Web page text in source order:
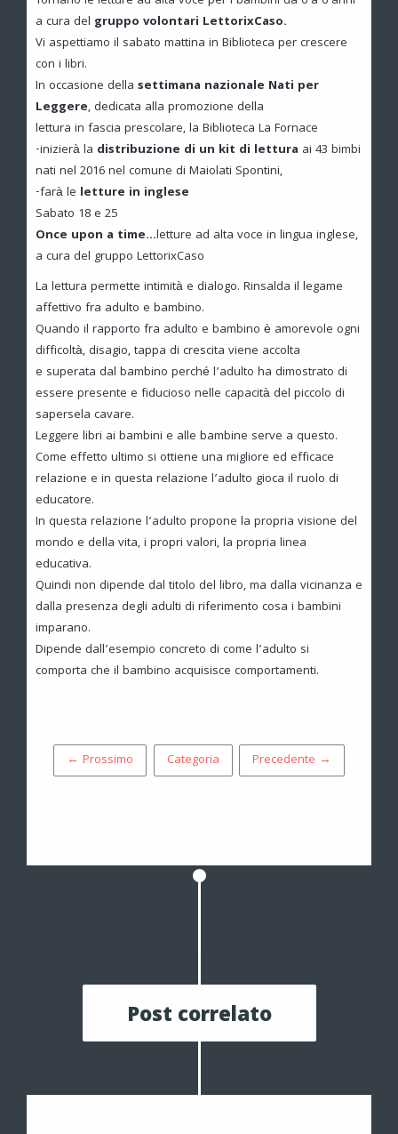
a cura del gruppo volontari LettorixCaso.
Vi aspettiamo il sabato mattina in Biblioteca per crescere
con i libri.
In occasione della settimana nazionale Nati per
Leggere, dedicata alla promozione della
lettura in fascia prescolare, la Biblioteca La Fornace
-inizierà la distribuzione di un kit di lettura ai 43 bimbi
nati nel 2016 nel comune di Maiolati Spontini,
-farà le letture in inglese
Sabato 18 e 25
Once upon a time…letture ad alta voce in lingua inglese,
a cura del gruppo LettorixCaso
La lettura permette intimità e dialogo. Rinsalda il legame
affettivo fra adulto e bambino.
Quando il rapporto fra adulto e bambino è amorevole ogni
difficoltà, disagio, tappa di crescita viene accolta
e superata dal bambino perché l’adulto ha dimostrato di
essere presente e fiducioso nelle capacità del piccolo di
sapersela cavare.
Leggere libri ai bambini e alle bambine serve a questo.
Come effetto ultimo si ottiene una migliore ed efficace
relazione e in questa relazione l’adulto gioca il ruolo di
educatore.
In questa relazione l’adulto propone la propria visione del
mondo e della vita, i propri valori, la propria linea
educativa.
Quindi non dipende dal titolo del libro, ma dalla vicinanza e
dalla presenza degli adulti di riferimento cosa i bambini
imparano.
Dipende dall’esempio concreto di come l’adulto si
comporta che il bambino acquisisce comportamenti.
← Prossimo Categoria Precedente →
Post correlato